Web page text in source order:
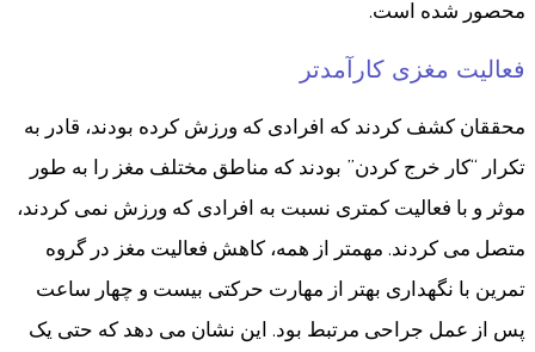
محصور شده است.
فعالیت مغزی کارآمدتر
محققان کشف کردند که افرادی که ورزش کرده بودند، قادر به
تکرار “کار خرج کردن” بودند که مناطق مختلف مغز را به طور
موثر و با فعالیت کمتری نسبت به افرادی که ورزش نمی کردند،
متصل می کردند. مهمتر از همه، کاهش فعالیت مغز در گروه
تمرین با نگهداری بهتر از مهارت حرکتی بیست و چهار ساعت
پس از عمل جراحی مرتبط بود. این نشان می دهد که حتی یک